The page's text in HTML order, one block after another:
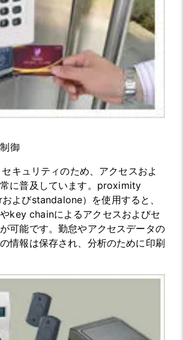
御
キュリティのため、アクセスおよ
に普及しています。proximity
よびstandalone）を使用すると、
key chainによるアクセスおよびセ
可能です。勤怠やアクセスデータの
情報は保存され、分析のために印刷